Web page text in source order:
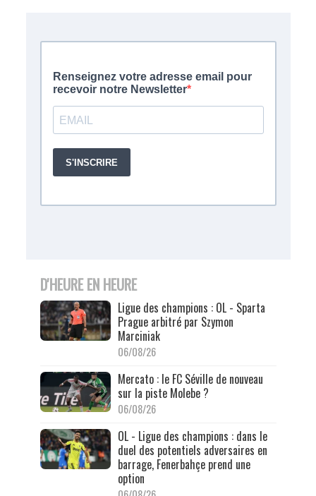
D'HEURE EN HEURE
Ligue des champions : OL - Sparta
Prague arbitré par Szymon
Marciniak
06/08/26
Mercato : le FC Séville de nouveau
sur la piste Molebe ?
06/08/26
OL - Ligue des champions : dans le
duel des potentiels adversaires en
barrage, Fenerbahçe prend une
option